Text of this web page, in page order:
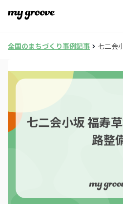
全国のまちづくり事例記事 七二会
七二会小坂 福寿
路整